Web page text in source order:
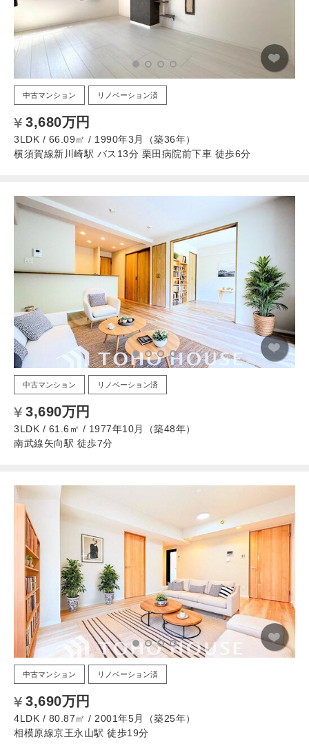
中古マンション リノベーション済
3,680万円
3LDK / 66.09㎡ / 1990年3月（築36年）
横須賀線新川崎駅 バス13分 栗田病院前下車 徒歩6分
中古マンション リノベーション済
3,690万円
3LDK / 61.6㎡ / 1977年10月（築48年）
南武線矢向駅 徒歩7分
中古マンション リノベーション済
3,690万円
4LDK / 80.87㎡ / 2001年5月（築25年）
相模原線京王永山駅 徒歩19分